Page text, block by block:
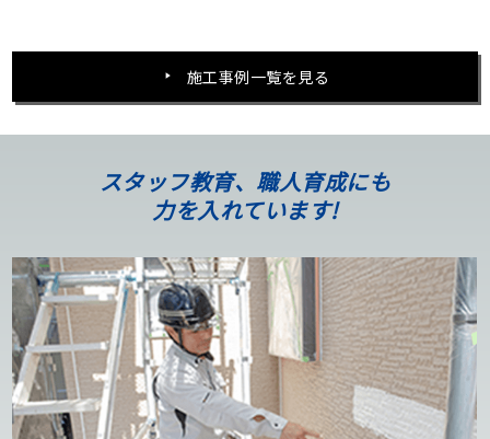
施工事例一覧を見る
スタッフ教育、職人育成にも
力を入れています!